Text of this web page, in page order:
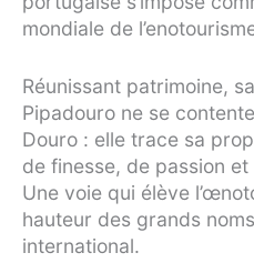
mondiale de
Réunissant patrimoine,
Pipadouro ne se
Douro : elle trace sa
de finesse, de passion
Une voie qui élève
hauteur des grands
international.